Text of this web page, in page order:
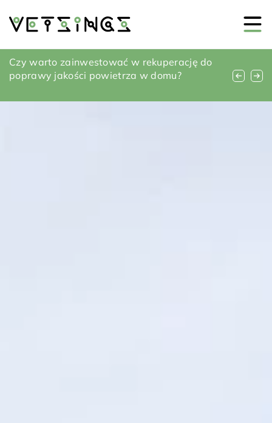
Jak prawidłowo wybrać i zainstalować
system do oczyszczania ścieków dla twojego
Czy warto zainwestować w rekuperację do
poprawy jakości powietrza w domu?
Jak dobrze dobrać płytki podłogowe i ścienne
do stylu Twojej łazienki?